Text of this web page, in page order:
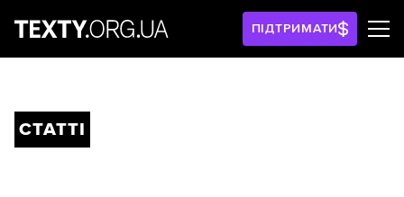
ПІДТРИМАТИ
СТАТТІ